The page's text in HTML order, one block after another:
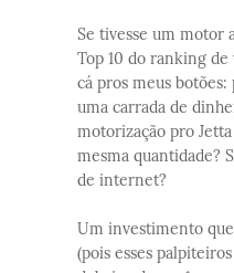
Se tivesse um motor
Top 10 do ranking
cá pros meus
uma carrada de
motorização pro
mesma quantidade?
de internet?
Um investimento
(pois esses